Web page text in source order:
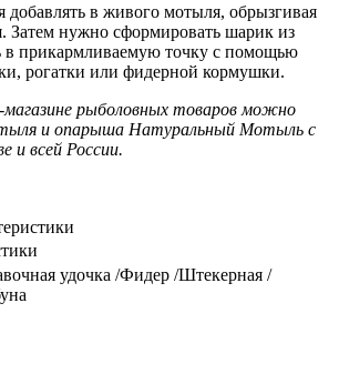
добавлять в живого мотыля, обрызгивая
Затем нужно сформировать шарик из
в прикармливаемую точку с помощью
рогатки или фидерной кормушки.
рыболовных товаров можно
и опарыша Натуральный Мотыль с
и всей России.
удочка /Фидер /Штекерная /